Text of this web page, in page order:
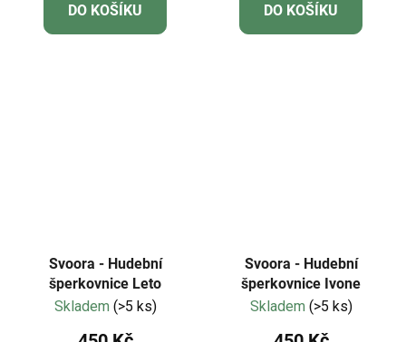
DO KOŠÍKU DO KOŠÍKU
Svoora - Hudební
šperkovnice Leto
Skladem (>5 ks)
Svoora - Hudební
šperkovnice Ivone
Skladem (>5 ks)